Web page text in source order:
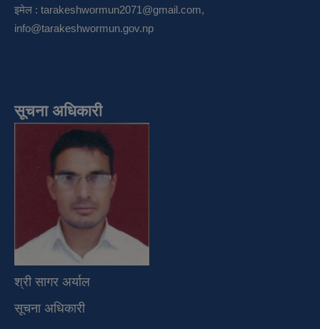
इमेल : tarakeshwormun2071@gmail.com,
info@tarakeshwormun.gov.np
सूचना अधिकारी
श्री सागर अर्याल
सूचना अधिकारी